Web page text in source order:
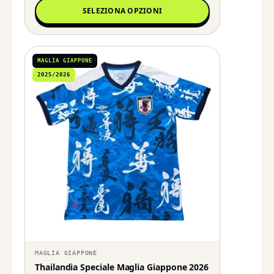
SELEZIONA OPZIONI
MAGLIA GIAPPONE
2025/2026
MAGLIA GIAPPONE
Thailandia Speciale Maglia Giappone 2026